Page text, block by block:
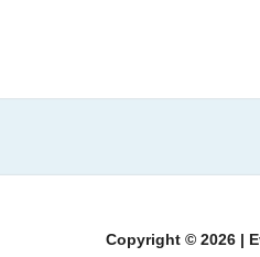
Copyright © 2026 |